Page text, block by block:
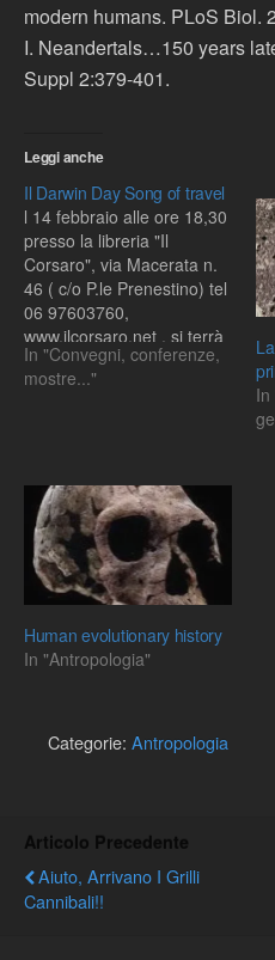
modern humans. PLoS Biol.
I. Neandertals…150 years
Suppl 2:379-401.
Leggi anche
Il Darwin Day Song of travel
l 14 febbraio alle ore 18,30
presso la libreria "Il
Corsaro", via Macerata n.
46 ( c/o P.le Prenestino) tel
06 97603760,
www.ilcorsaro.net , si terrà
un Darwin Day con
presentazione a cura di
In "Convegni, conferenze,
mostre..."
In
Human evolutionary history
In "Antropologia"
Categorie: Antropologia
Articolo Precedente
Aiuto, Arrivano I Grilli
Cannibali!!